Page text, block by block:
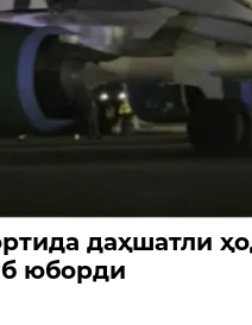
даҳшатли
юборди